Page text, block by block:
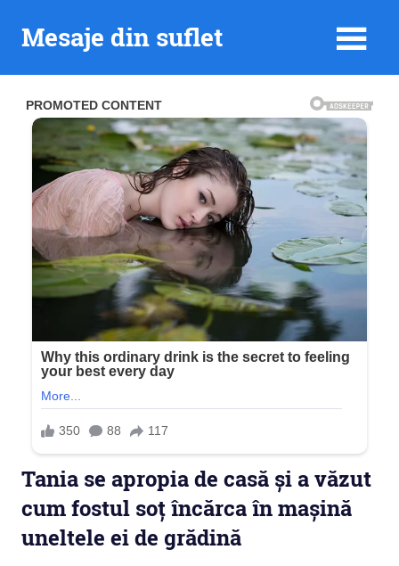
Mesaje din suflet
Tania se apropia de casă și a văzut
cum fostul soț încărca în mașină
uneltele ei de grădină